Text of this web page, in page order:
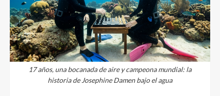
17 años, una bocanada de aire y campeona mundial: la
historia de Josephine Damen bajo el agua